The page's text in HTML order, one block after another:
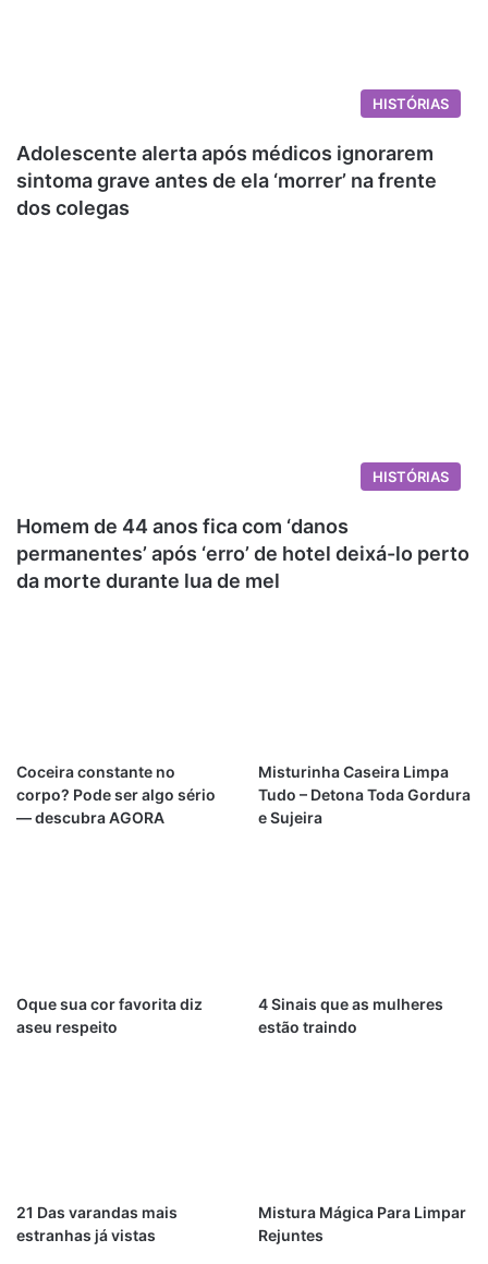
HISTÓRIAS
Adolescente alerta após médicos ignorarem
sintoma grave antes de ela ‘morrer’ na frente
dos colegas
HISTÓRIAS
Homem de 44 anos fica com ‘danos
permanentes’ após ‘erro’ de hotel deixá-lo perto
da morte durante lua de mel
Coceira constante no
corpo? Pode ser algo sério
— descubra AGORA
Misturinha Caseira Limpa
Tudo – Detona Toda Gordura
e Sujeira
Oque sua cor favorita diz
aseu respeito
4 Sinais que as mulheres
estão traindo
21 Das varandas mais
estranhas já vistas
Mistura Mágica Para Limpar
Rejuntes